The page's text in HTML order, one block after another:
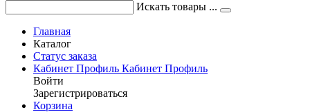
Искать товары ...
Главная
Каталог
Статус заказа
Кабинет Профиль Кабинет Профиль
Войти
Зарегистрироваться
Корзина